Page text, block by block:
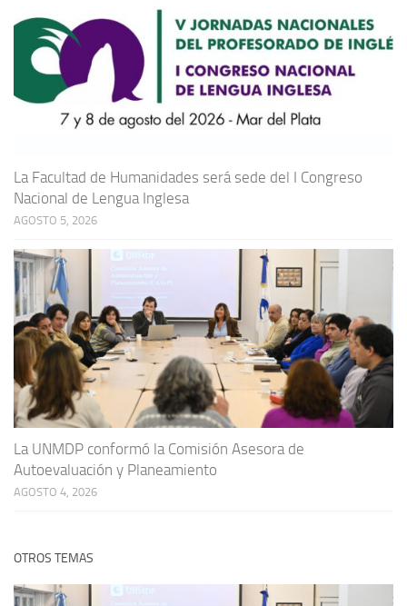
La Facultad de Humanidades será sede del I Congreso
Nacional de Lengua Inglesa
AGOSTO 5, 2026
La UNMDP conformó la Comisión Asesora de
Autoevaluación y Planeamiento
AGOSTO 4, 2026
OTROS TEMAS